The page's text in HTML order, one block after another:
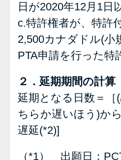
日が2020年12月1日
c.特許権者が、特許
2,500カナダドル(小
PTA申請を行った特
２．延期期間の計算
延期となる日数＝
ちらか遅いほう)か
遅延(*2)]
（*1） 出願日：